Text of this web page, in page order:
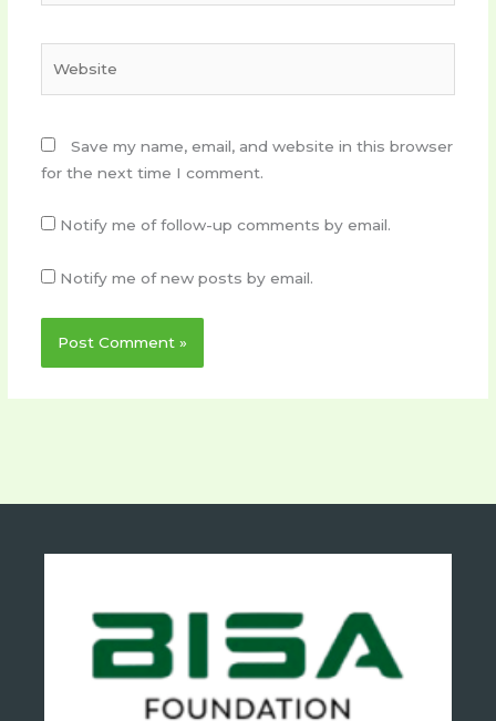
Save my name, email, and website in this browser
for the next time I comment.
Notify me of follow-up comments by email.
Notify me of new posts by email.